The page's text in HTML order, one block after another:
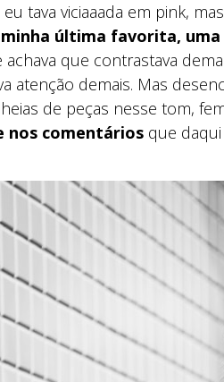
tava viciaaada em pink,
última favorita,
achava que contrastava
atenção demais. Mas
de peças nesse tom,
nos comentários que